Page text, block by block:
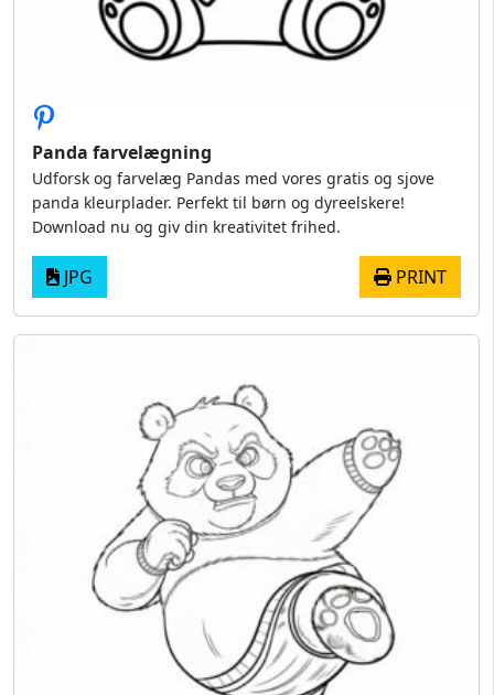
Panda farvelægning
Udforsk og farvelæg Pandas med vores gratis og sjove
panda kleurplader. Perfekt til børn og dyreelskere!
Download nu og giv din kreativitet frihed.
JPG PRINT